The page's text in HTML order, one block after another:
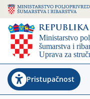
Pristupačnost